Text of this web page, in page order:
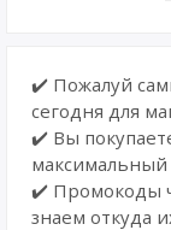
✔️ Пожалуй
сегодня для
✔️ Вы
✔️ Промокоды
знаем откуда